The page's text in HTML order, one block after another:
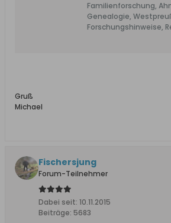
Familienforschung,
Genealogie,
Forschungshinweise,
Gruß
Michael
Fischersjung
Forum-Teilnehmer
Dabei seit: 10.11.2015
Beiträge: 5683